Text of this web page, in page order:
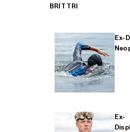
BRIT TRI
Ex-
Ex-